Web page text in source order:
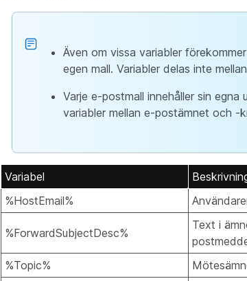
Även om vissa variabler
egen mall. Variabler delas inte
Varje e-postmall innehåller sin
variabler mellan e-postämnet och -
Variabel
%HostEmail%
%ForwardSubjectDesc%
Text i
%Topic%